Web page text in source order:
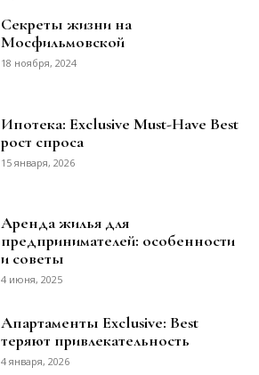
Секреты жизни на
Мосфильмовской
18 ноября, 2024
Ипотека: Exclusive Must-Have Best
рост спроса
15 января, 2026
Аренда жилья для
предпринимателей: особенности
и советы
4 июня, 2025
Апартаменты Exclusive: Best
теряют привлекательность
4 января, 2026